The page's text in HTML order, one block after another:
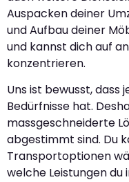
Auspacken deiner
und Aufbau deiner
und kannst dich auf
konzentrieren.
Uns ist bewusst, dass
Bedürfnisse hat.
massgeschneiderte
abgestimmt sind. Du
Transportoptionen
welche Leistungen